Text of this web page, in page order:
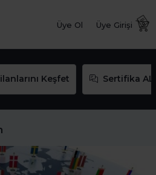
Üye Ol Üye Girişi
Keşfet Sertifika AL